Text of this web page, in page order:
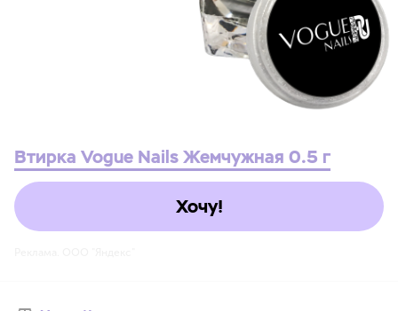
Втирка Vogue Nails Жемчужная 0.5 г
Хочу!